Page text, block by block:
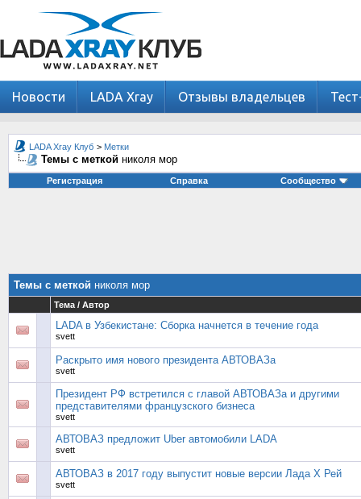
Новости LADA Xray Отзывы владельцев
LADA Xray Клуб > Метки
Темы с меткой николя мор
Регистрация Справка Сообщество
Темы с меткой николя мор
Тема / Автор
LADA в Узбекистане: Сборка начнется в течение года
svett
Раскрыто имя нового президента АВТОВАЗа
svett
Президент РФ встретился с главой АВТОВАЗа и другими
представителями французского бизнеса
svett
АВТОВАЗ предложит Uber автомобили LADA
svett
АВТОВАЗ в 2017 году выпустит новые версии Лада Х Рей
svett